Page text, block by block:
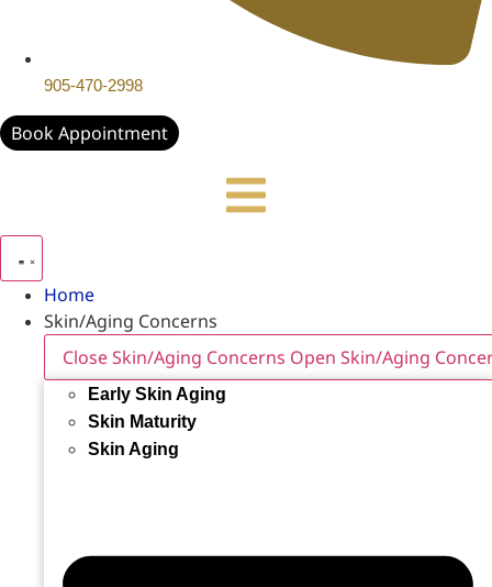
905-470-2998
Book Appointment
Home
Skin/Aging Concerns
Close Skin/Aging Concerns Open Skin/Aging
Early Skin Aging
Skin Maturity
Skin Aging